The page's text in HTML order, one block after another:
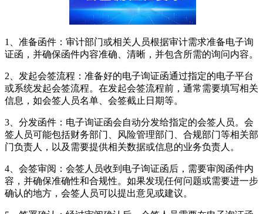
1、准备函件：审计部门或相关人员根据审计需求准备电子询
证函，并确保函件内容准确、清晰，并包含所需的询问内容。
2、发起会签流程：准备好的电子询证函通过指定的电子平台
或系统发起会签流程。在发起会签流程前，通常需要填写相关
信息，如会签人员名单、会签截止日期等。
3、分发函件：电子询证函会自动分发给指定的会签人员。会
签人员可能包括财务部门、风险管理部门、合规部门等相关部
门负责人，以及需要提供相关数据或信息的业务负责人。
4、会签审阅：会签人员收到电子询证函后，需要审阅函件内
容，并确保准确性和合规性。如果发现任何问题或需要进一步
确认的地方，会签人员可以提出意见或建议。